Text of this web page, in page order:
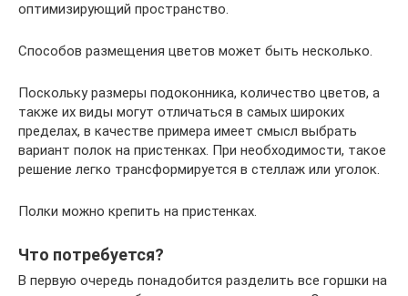
оптимизирующий пространство.
Способов размещения цветов может быть несколько.
Поскольку размеры подоконника, количество цветов, а
также их виды могут отличаться в самых широких
пределах, в качестве примера имеет смысл выбрать
вариант полок на пристенках. При необходимости, такое
решение легко трансформируется в стеллаж или уголок.
Полки можно крепить на пристенках.
Что потребуется?
В первую очередь понадобится разделить все горшки на